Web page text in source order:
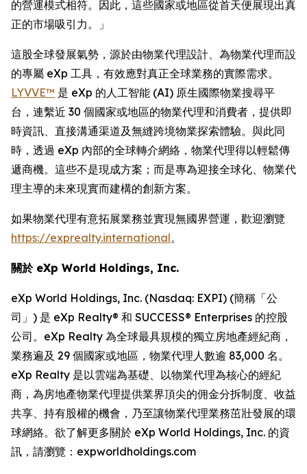
的營運模式相符。因此，這些國家或地區從首天便展現出真
正的市場吸引力。」
這股全球發展氣勢，源於由物業代理設計、為物業代理而設
的專屬 eXp 工具，有效應對真正全球業務的實際需求。
LYVVE™ 是 eXp 的人工智能 (AI) 原生國際物業搜尋平
台，連繫近 30 個國家或地區的物業代理和消費者，提供即
時資訊、直接溝通渠道及無縫跨境物業探索體驗。與此同
時，透過 eXp 內部的全球轉介網絡，物業代理得以輕鬆傳
遞商機。這些不是現成方案；而是專為迎接全球化、物業代
理主導的未來現實而建構的創新方案。
如果物業代理有意拓展業務並實現無國界營運，歡迎瀏覽
https://exprealty.international。
關於 eXp World Holdings, Inc.
eXp World Holdings, Inc. (Nasdaq: EXPI) (簡稱「公
司」) 是 eXp Realty® 和 SUCCESS® Enterprises 的控股
公司。eXp Realty 為全球最具規模的獨立房地產經紀商，
業務遍及 29 個國家或地區，物業代理人數逾 83,000 名。
eXp Realty 是以雲端為基礎、以物業代理為核心的經紀
商，為房地產物業代理提供業界頂尖的佣金分拆制度、收益
共享、持有股權的機會，乃至讓物業代理業務茁壯發展的環
球網絡。欲了解更多關於 eXp World Holdings, Inc. 的資
訊，請瀏覽：expworldholdings.com